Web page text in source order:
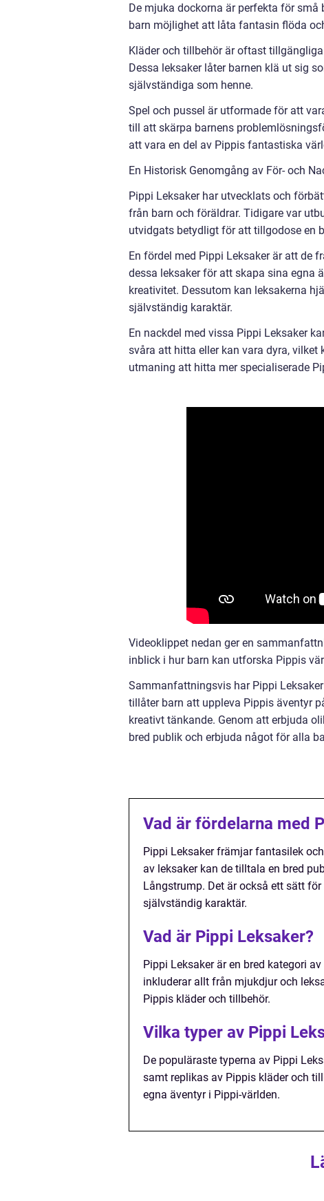
De mjuka dockorna är perfekta för
barn möjlighet att låta fantasin flöda
Kläder och tillbehör är oftast
Dessa leksaker låter barnen klä ut sig
självständiga som henne.
Spel och pussel är utformade för att
till att skärpa barnens
att vara en del av Pippis fantastiska
En Historisk Genomgång av För- och
Pippi Leksaker har utvecklats och
från barn och föräldrar. Tidigare var
utvidgats betydligt för att tillgodose en
En fördel med Pippi Leksaker är att de
dessa leksaker för att skapa sina egna
kreativitet. Dessutom kan leksakerna
självständig karaktär.
En nackdel med vissa Pippi Leksaker
svåra att hitta eller kan vara dyra,
utmaning att hitta mer specialiserade
Videoklippet nedan ger en
inblick i hur barn kan utforska Pippis
Sammanfattningsvis har Pippi
tillåter barn att uppleva Pippis äventyr
kreativt tänkande. Genom att erbjuda
bred publik och erbjuda något för alla
Vad är fördelarna med
Pippi Leksaker främjar fantasilek
av leksaker kan de tilltala en bred
Långstrump. Det är också ett sätt
självständig karaktär.
Vad är Pippi Leksaker?
Pippi Leksaker är en bred kategori
inkluderar allt från mjukdjur och
Pippis kläder och tillbehör.
Vilka typer av Pippi
De populäraste typerna av Pippi
samt replikas av Pippis kläder och
egna äventyr i Pippi-världen.